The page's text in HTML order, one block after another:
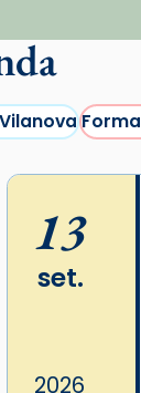
13
set.
2026